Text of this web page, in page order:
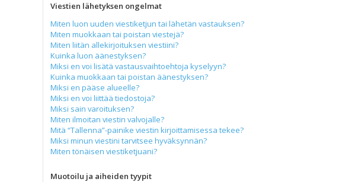
Viestien lähetyksen ongelmat
Miten luon uuden viestiketjun tai lähetän vastauksen?
Miten muokkaan tai poistan viestejä?
Miten liitän allekirjoituksen viestiini?
Kuinka luon äänestyksen?
Miksi en voi lisätä vastausvaihtoehtoja kyselyyn?
Kuinka muokkaan tai poistan äänestyksen?
Miksi en pääse alueelle?
Miksi en voi liittää tiedostoja?
Miksi sain varoituksen?
Miten ilmoitan viestin valvojalle?
Mitä “Tallenna”-painike viestin kirjoittamisessa tekee?
Miksi minun viestini tarvitsee hyväksynnän?
Miten tönäisen viestiketjuani?
Muotoilu ja aiheiden tyypit